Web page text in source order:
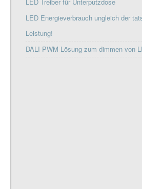
LED Energieverbrauch ungleich der
Leistung!
DALI PWM Lösung zum dimmen von